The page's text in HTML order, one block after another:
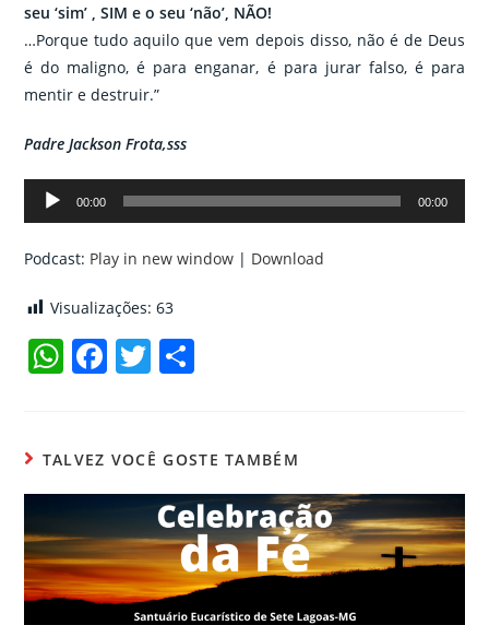
seu ‘sim’ , SIM e o seu ‘não’, NÃO!
…Porque tudo aquilo que vem depois disso, não é de Deus
é do maligno, é para enganar, é para jurar falso, é para
mentir e destruir.”
Padre Jackson Frota,sss
Tocador
de
00:00 00:00
Podcast: Play in new window | Download
Visualizações:63
W
s
A
p
p
F
e
b
o
o
k
T
er p
ar
til
h
ar
TALVEZ VOCÊ GOSTE TAMBÉM